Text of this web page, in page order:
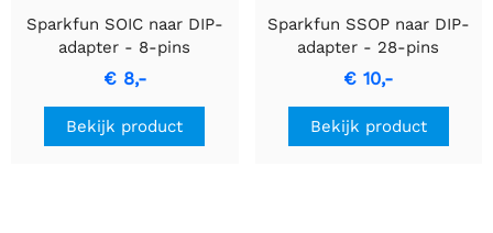
Sparkfun SOIC naar DIP-
adapter - 8-pins
€ 8,-
Bekijk product
Sparkfun SSOP naar DIP-
adapter - 28-pins
€ 10,-
Bekijk product